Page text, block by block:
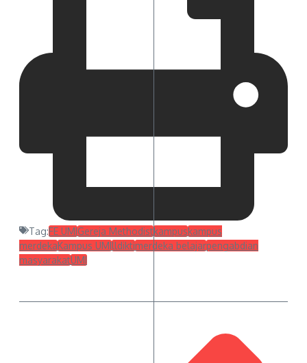
Tag:FE UMIGereja Methodistkampuskampus
merdekaKampus UMIlldiktimerdeka belajarpengabdian
masyarakatUMI